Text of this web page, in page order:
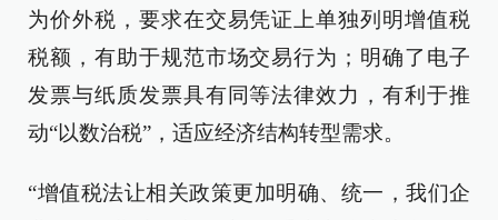
为价外税，要求在交易凭证上单独列明增值税
税额，有助于规范市场交易行为；明确了电子
发票与纸质发票具有同等法律效力，有利于推
动“以数治税”，适应经济结构转型需求。
“增值税法让相关政策更加明确、统一，我们企